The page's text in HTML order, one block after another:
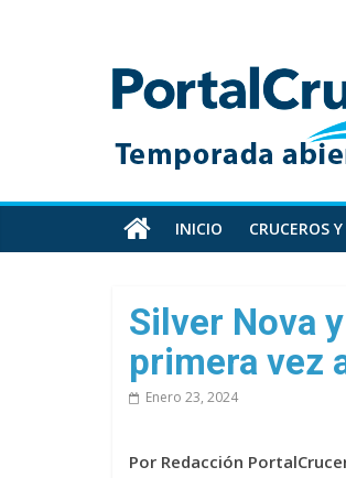
Toda
información
cruceros
en
un
sitio
INICIO CRUCEROS
Silver Nova
primera vez
Enero 23, 2024
Por Redacción